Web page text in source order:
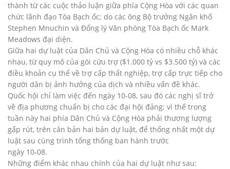
thành từ các cuộc thảo luận giữa phía Cộng Hòa với các quan
chức lãnh đạo Tòa Bạch ốc; do các ông Bộ trưởng Ngân khố
Stephen Mnuchin và Đổng lý Văn phòng Tòa Bạch ốc Mark
Meadows đại diện.
Giữa hai dự luật của Dân Chủ và Cộng Hòa có nhiều chỗ khác
nhau, từ quy mô của gói cứu trợ ($1.000 tỷ vs $3.500 tỷ) và các
điều khoản cụ thể về trợ cấp thất nghiệp, trợ cấp trực tiếp cho
người dân bị ảnh hưởng của dịch và nhiều vấn đề khác.
Quốc hội chỉ làm việc đến ngày 10-08, sau đó các nghị sĩ trở
về địa phương chuẩn bị cho các đại hội đảng; vì thế trong
tuần này hai phía Dân Chủ và Cộng Hòa phải thương lượng
gấp rút, trên căn bản hai bản dự luật, để thống nhất một dự
luật sau cùng trình tổng thống ban hành trước
ngày 10-08.
Những điểm khác nhau chính của hai dự luật như sau: